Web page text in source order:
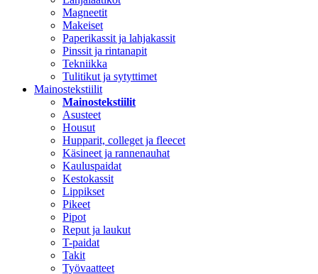
Magneetit
Makeiset
Paperikassit ja lahjakassit
Pinssit ja rintanapit
Tekniikka
Tulitikut ja sytyttimet
Mainostekstiilit
Mainostekstiilit
Asusteet
Housut
Hupparit, colleget ja fleecet
Käsineet ja rannenauhat
Kauluspaidat
Kestokassit
Lippikset
Pikeet
Pipot
Reput ja laukut
T-paidat
Takit
Työvaatteet